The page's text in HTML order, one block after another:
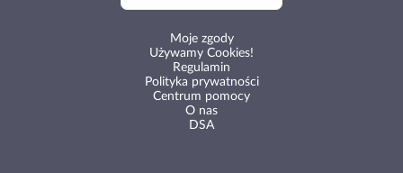
Moje zgody
Używamy Cookies!
Regulamin
Polityka prywatności
Centrum pomocy
O nas
DSA